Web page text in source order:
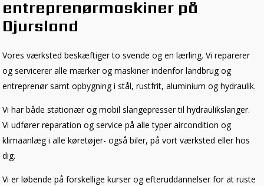
entreprenørmaskiner på
Djursland
Vores værksted beskæftiger to svende og en lærling. Vi reparerer
og servicerer alle mærker og maskiner indenfor landbrug og
entreprenør samt opbygning i stål, rustfrit, aluminium og hydraulik.
Vi har både stationær og mobil slangepresser til hydraulikslanger.
Vi udfører reparation og service på alle typer aircondition og
klimaanlæg i alle køretøjer- også biler, på vort værksted eller hos
dig.
​Vi er løbende på forskellige kurser og efteruddannelser for at ruste